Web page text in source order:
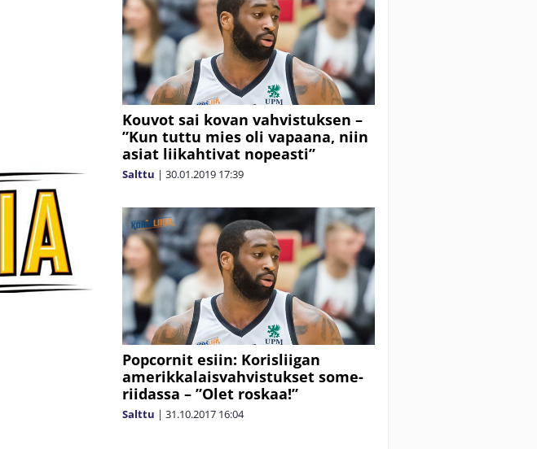
Kouvot sai kovan vahvistuksen –
”Kun tuttu mies oli vapaana, niin
asiat liikahtivat nopeasti”
Salttu | 30.01.2019 17:39
Popcornit esiin: Korisliigan
amerikkalaisvahvistukset some-
riidassa – ”Olet roskaa!”
Salttu | 31.10.2017 16:04